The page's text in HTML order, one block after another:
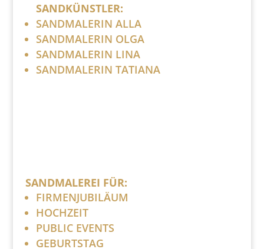
SANDKÜNSTLER:
SANDMALERIN ALLA
SANDMALERIN OLGA
SANDMALERIN LINA
SANDMALERIN TATIANA
SANDMALEREI FÜR:
FIRMENJUBILÄUM
HOCHZEIT
PUBLIC EVENTS
GEBURTSTAG